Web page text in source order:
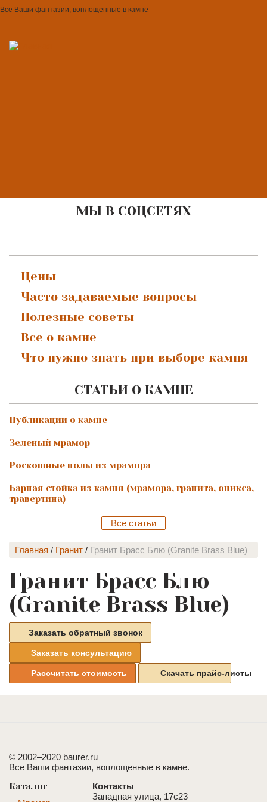
Все Ваши фантазии, воплощенные в камне
МЫ В СОЦСЕТЯХ
Цены
Часто задаваемые вопросы
Полезные советы
Все о камне
Что нужно знать при выборе камня
СТАТЬИ О КАМНЕ
Публикации о камне
Зеленый мрамор
Роскошные полы из мрамора
Барная стойка из камня (мрамора, гранита, оникса,
травертина)
Все статьи
Главная / Гранит / Гранит Брасс Блю (Granite Brass Blue)
Гранит Брасс Блю
(Granite Brass Blue)
Заказать обратный звонок
Заказать консультацию
Рассчитать стоимость Скачать прайс-листы
© 2002–2020 baurer.ru
Все Ваши фантазии, воплощенные в камне.
Контакты
Западная улица, 17с23
Каталог